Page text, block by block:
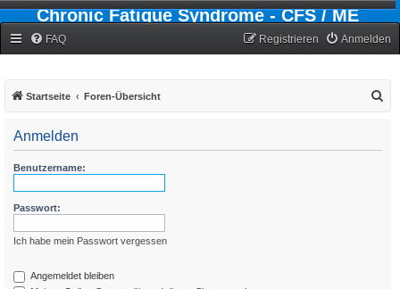
Chronic Fatigue Syndrome - CFS / ME
FAQ Anmelden
Registrieren
Startseite Foren-Übersicht
Anmelden
Benutzername:
Passwort:
Ich habe mein Passwort vergessen
Angemeldet bleiben